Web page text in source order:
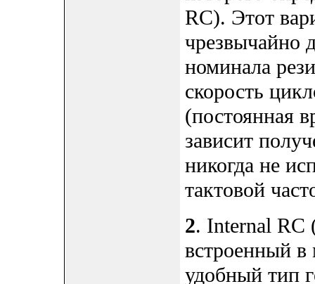
RC). Этот
чрезвычайно
номинала
скорость
(постоянная
зависит
никогда не
тактовой
2. Internal RC
встроенный в
удобный тип